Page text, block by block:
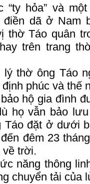
“ty hỏa” và
điền dã ở Nam
thờ Táo quân
trên trang
thờ ông Táo
phúc và thế
hộ gia đình
họ vẫn bảo
Táo đặt ở dưới
đêm 23
về trời.
năng thông
chuyển tải của